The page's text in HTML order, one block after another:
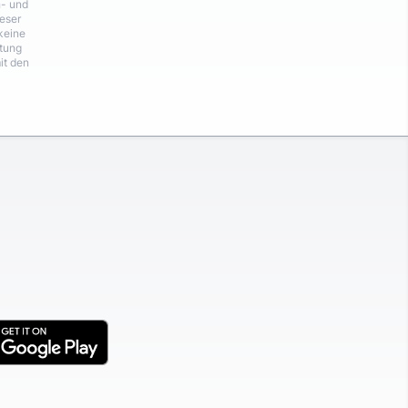
und
den